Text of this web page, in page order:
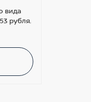
вида
рубля.